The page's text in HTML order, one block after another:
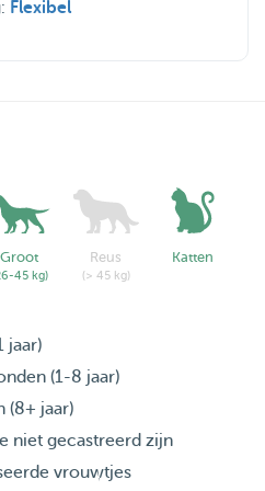
Flexibel
Groot
45 kg)
Reus
(> 45 kg)
Katten
jaar)
(1-8 jaar)
(8+ jaar)
niet gecastreerd zijn
vrouwtjes